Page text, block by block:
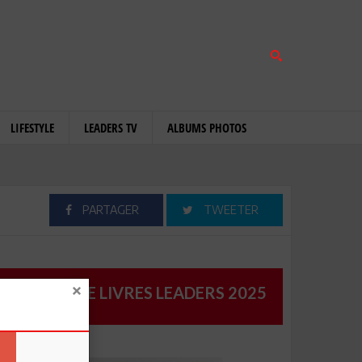
LIFESTYLE LEADERS TV ALBUMS PHOTOS
PARTAGER TWEETER
CATALOGUE LIVRES LEADERS 2025